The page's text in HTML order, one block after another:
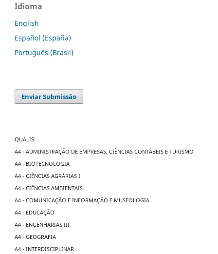
Idioma
English
Español (España)
Português (Brasil)
Enviar Submissão
QUALIS:
A4 - ADMINISTRAÇÃO DE EMPRESAS, CIÊNCIAS CONTÁBEIS E TURISMO
A4 - BIOTECNOLOGIA
A4 - CIÊNCIAS AGRÁRIAS I
A4 - CIÊNCIAS AMBIENTAIS
A4 - COMUNICAÇÃO E INFORMAÇÃO E MUSEOLOGIA
A4 - EDUCAÇÃO
A4 - ENGENHARIAS III
A4 - GEOGRAFIA
A4 - INTERDISCIPLINAR